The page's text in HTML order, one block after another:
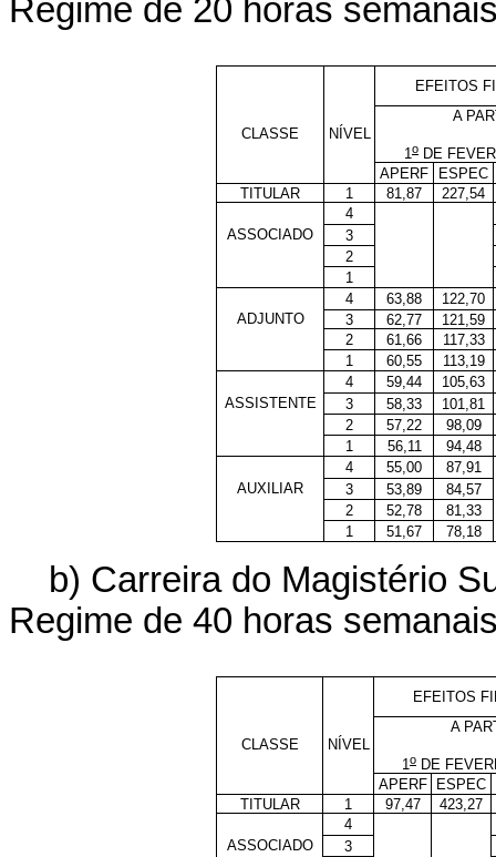
Regime de 20 horas
EFEITOS
CLASSE NÍVEL
A
1o DE
APERF
ESPEC
TITULAR
1 81,87
227,54
4
ASSOCIADO
3
2
1
4
63,88
122,70
ADJUNTO
3 62,77
121,59
2
61,66
117,33
1
60,55
113,19
4
59,44
105,63
ASSISTENTE
3 58,33
101,81
2
57,22
98,09
1
56,11
94,48
4
55,00
87,91
AUXILIAR
3 53,89
84,57
2
52,78
81,33
1
51,67 78,18
b) Carreira do Magistério
Regime de 40 horas
EFEITOS
CLASSE NÍVEL
A
1o DE
APERF
ESPEC
TITULAR
1 97,47
423,27
4
ASSOCIADO
3